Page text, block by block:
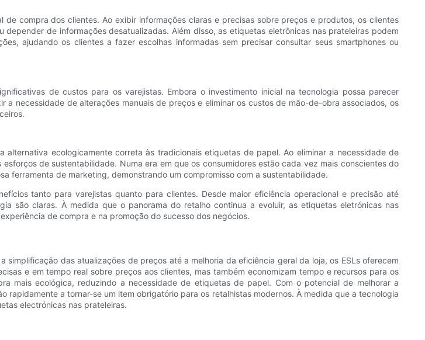
compra dos clientes. Ao exibir informações claras e precisas sobre preços e produtos, os clientes
de informações desatualizadas. Além disso, as etiquetas eletrônicas nas prateleiras podem
ajudando os clientes a fazer escolhas informadas sem precisar consultar seus smartphones ou
de custos para os varejistas. Embora o investimento inicial na tecnologia possa parecer
necessidade de alterações manuais de preços e eliminar os custos de mão-de-obra associados, os
ecologicamente correta às tradicionais etiquetas de papel. Ao eliminar a necessidade de
de sustentabilidade. Numa era em que os consumidores estão cada vez mais conscientes do
ferramenta de marketing, demonstrando um compromisso com a sustentabilidade.
tanto para varejistas quanto para clientes. Desde maior eficiência operacional e precisão até
são claras. À medida que o panorama do retalho continua a evoluir, as etiquetas eletrónicas nas
de compra e na promoção do sucesso dos negócios.
das atualizações de preços até a melhoria da eficiência geral da loja, os ESLs oferecem
e em tempo real sobre preços aos clientes, mas também economizam tempo e recursos para os
mais ecológica, reduzindo a necessidade de etiquetas de papel. Com o potencial de melhorar a
a tornar-se um item obrigatório para os retalhistas modernos. À medida que a tecnologia
electrónicas nas prateleiras.